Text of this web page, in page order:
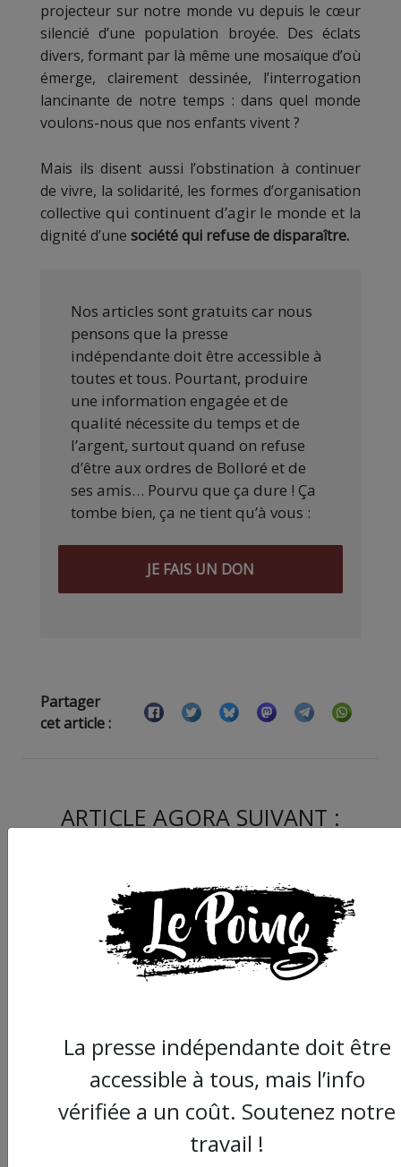
projecteur sur notre monde vu depuis le cœur
silencié d’une population broyée. Des éclats
divers, formant par là même une mosaïque d’où
émerge, clairement dessinée, l’interrogation
lancinante de notre temps : dans quel monde
voulons-nous que nos enfants vivent ?
Mais ils disent aussi l’obstination à continuer
de vivre, la solidarité, les formes d’organisation
collective qui continuent d’agir le monde et la
dignité d’une société qui refuse de disparaître.
Nos articles sont gratuits car nous
pensons que la presse
indépendante doit être accessible à
toutes et tous. Pourtant, produire
une information engagée et de
qualité nécessite du temps et de
l’argent, surtout quand on refuse
d’être aux ordres de Bolloré et de
ses amis… Pourvu que ça dure ! Ça
tombe bien, ça ne tient qu’à vous :
JE FAIS UN DON
Partager
cet article :
ARTICLE AGORA SUIVANT :
Chronique " Gaza
Urgence
L’éducation à Gaza,
combat pour
l’avenir
La presse indépendante doit être
accessible à tous, mais l’info
vérifiée a un coût. Soutenez notre
travail !